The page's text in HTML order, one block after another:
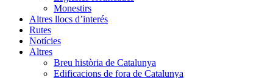
Monestirs
Altres llocs d’interés
Rutes
Notícies
Altres
Breu història de Catalunya
Edificacions de fora de Catalunya